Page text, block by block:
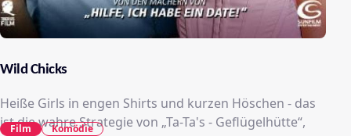
Wild Chicks
Heiße Girls in engen Shirts und kurzen Höschen - das
ist die wahre Strategie von „Ta-Ta's - Geflügelhütte“,
Film Komödie